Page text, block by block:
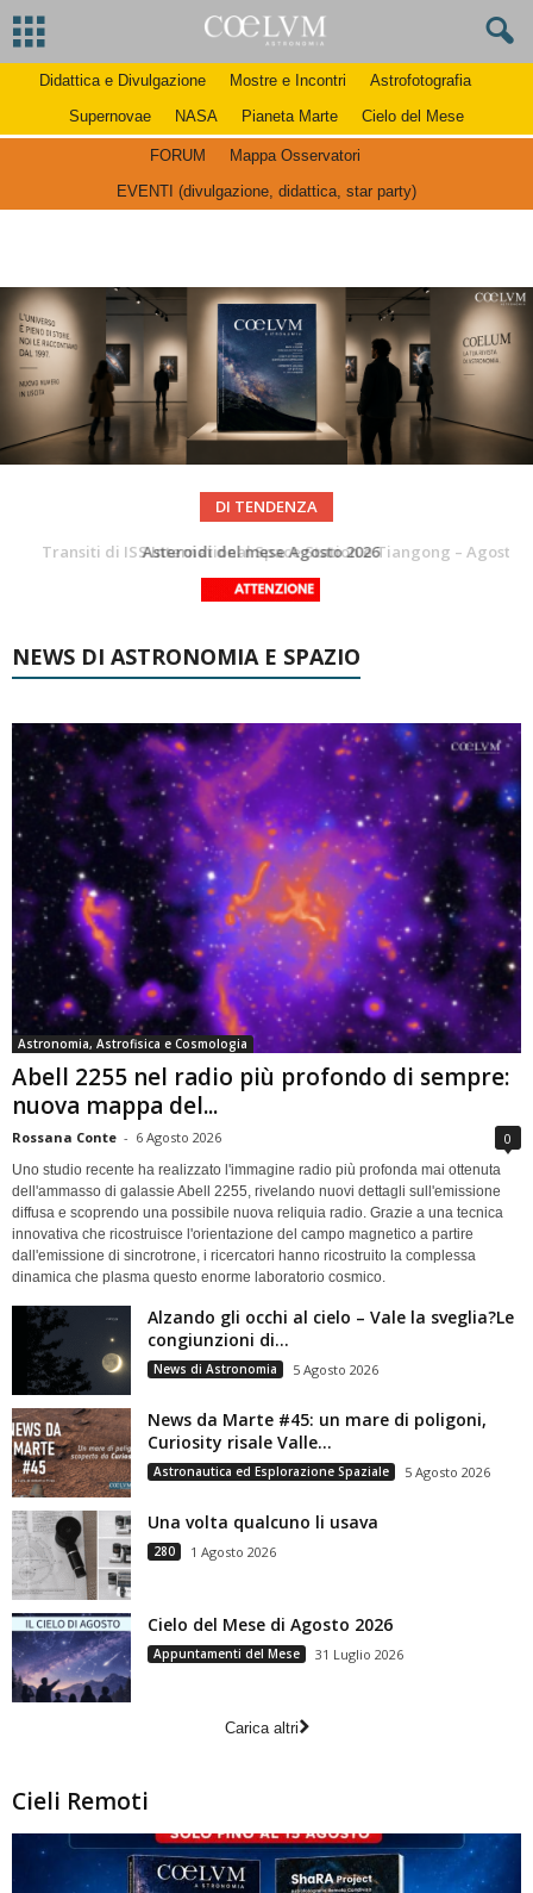
Didattica e Divulgazione Mostre e Incontri
Astrofotografia
Supernovae
NASA Pianeta Marte Cielo del Mese
FORUM
Mappa Osservatori
EVENTI (divulgazione, didattica, star party)
DI TENDENZA
Transiti di ISS International Space Station e Tiangong – Agosto 2026
La Luna del Mese – Agosto 2026
NEWS DI ASTRONOMIA E SPAZIO
Astronomia, Astrofisica e Cosmologia
Abell 2255 nel radio più profondo di sempre:
nuova mappa del...
Rossana Conte - 6 Agosto 2026 0
Uno studio recente ha realizzato l'immagine radio più profonda mai ottenuta
dell'ammasso di galassie Abell 2255, rivelando nuovi dettagli sull'emissione
diffusa e scoprendo una possibile nuova reliquia radio. Grazie a una tecnica
innovativa che ricostruisce l'orientazione del campo magnetico a partire
dall'emissione di sincrotrone, i ricercatori hanno ricostruito la complessa
dinamica che plasma questo enorme laboratorio cosmico.
Alzando gli occhi al cielo – Vale la sveglia?Le
congiunzioni di...
News di Astronomia 5 Agosto 2026
News da Marte #45: un mare di poligoni,
Curiosity risale Valle...
Astronautica ed Esplorazione Spaziale 5 Agosto 2026
Una volta qualcuno li usava
280 1 Agosto 2026
Cielo del Mese di Agosto 2026
Appuntamenti del Mese 31 Luglio 2026
Carica altri
Cieli Remoti